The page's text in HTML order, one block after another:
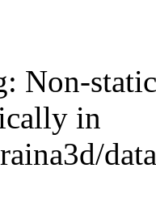
Non-
in